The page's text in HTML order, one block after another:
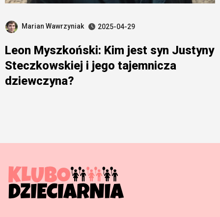
Marian Wawrzyniak 2025-04-29
Leon Myszkoński: Kim jest syn Justyny
Steczkowskiej i jego tajemnicza
dziewczyna?